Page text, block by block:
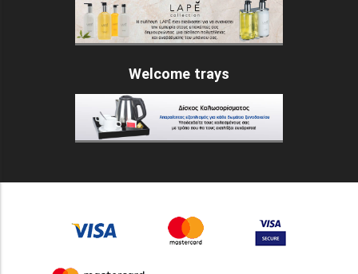
Welcome trays